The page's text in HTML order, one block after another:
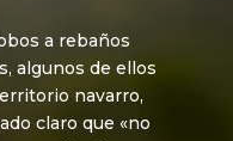
a rebaños
algunos de ellos
navarro,
claro que «no